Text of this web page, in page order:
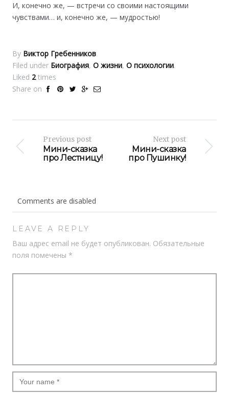
И, конечно же, — встречи со своими настоящими
чувствами… и, конечно же, — мудростью!
By Виктор Гребенников
Filed under Биография,О жизни,О психологии.
Liked 2 times
Share on
Previous post
Мини-сказка
про Лестницу!
Next post
Мини-сказка
про Пушинку!
Comments are disabled
LEAVE A REPLY
Ваш адрес email не будет опубликован. Обязательные
поля помечены*